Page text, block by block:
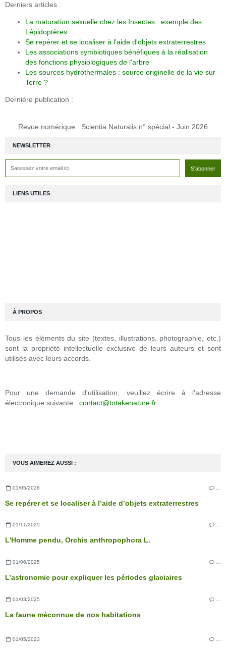
NEWSLETTER
VOUS AIMEREZ AUSSI :
01/05/2026
Se repérer et se localiser à l’aide d’objets extraterrestres
01/11/2025 …
L'Homme pendu, Orchis anthropophora L.
01/06/2025
L’astronomie pour expliquer les périodes glaciaires
01/03/2025
La faune méconnue de nos habitations
01/05/2023 …
Derniers articles :
La maturation sexuelle chez les Insectes : exemple des
Lépidoptères
Se repérer et se localiser à l'aide d'objets extraterrestres
Les associations symbiotiques bénéfiques à la réalisation
des fonctions physiologiques de l'arbre
Les sources hydrothermales : source originelle de la vie sur
Terre ?
Dernière publication :
Revue numérique : Scientia Naturalis n° spécial - Juin 2026
LIENS UTILES
À PROPOS
Tous les éléments du site (textes, illustrations, photographie, etc.)
sont la propriété intellectuelle exclusive de leurs auteurs et sont
utilisés avec leurs accords.
Pour une demande d'utilisation, veuillez écrire à l'adresse
électronique suivante : contact@totakenature.fr